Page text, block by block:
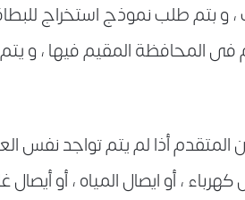
و بتم طلب نموذج استخراج
فى المحافظة المقيم فيها ، و
المتقدم أذا لم يتم تواجد نفس
، أو ايصال المياه ، أو